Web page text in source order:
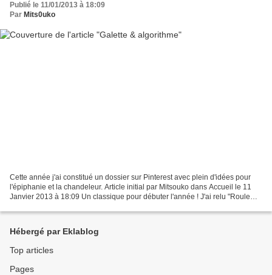
Publié le 11/01/2013 à 18:09
Par Mits0uko
Cette année j'ai constitué un dossier sur Pinterest avec plein d'idées pour
l'épiphanie et la chandeleur. Article initial par Mitsouko dans Accueil le 11
Janvier 2013 à 18:09 Un classique pour débuter l'année ! J'ai relu "Roule
Hébergé par Eklablog
Top articles
Pages